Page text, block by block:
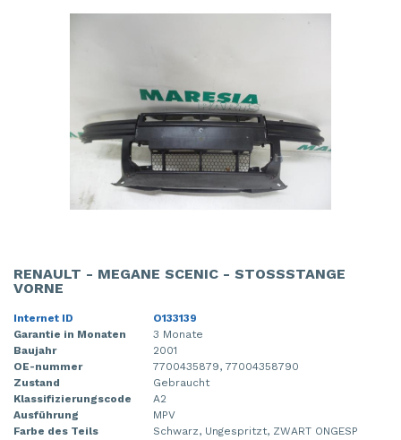
RENAULT - MEGANE SCENIC - STOSSSTANGE V
ORNE
Internet ID
O133139
Garantie in Monaten
3 Monate
Baujahr
2001
OE-nummer
7700435879, 77004358790
Zustand
Gebraucht
Klassifizierungscode
A2
Ausführung
MPV
Farbe des Teils
Schwarz, Ungespritzt, ZWART ONGESP